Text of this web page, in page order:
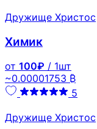
Дружище Христос
Химик
от 100₽ / 1шт
~0.00001753 ₿
5
Дружище Христос